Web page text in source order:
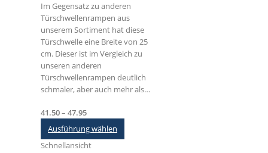
0out of 5
Im Gegensatz zu anderen
Türschwellenrampen aus
unserem Sortiment hat diese
Türschwelle eine Breite von 25
cm. Dieser ist im Vergleich zu
unseren anderen
Türschwellenrampen deutlich
schmaler, aber auch mehr als…
41.50– 47.95Preisspanne:
€41.50
bis
€47.95
Ausführung wählen
Schnellansicht